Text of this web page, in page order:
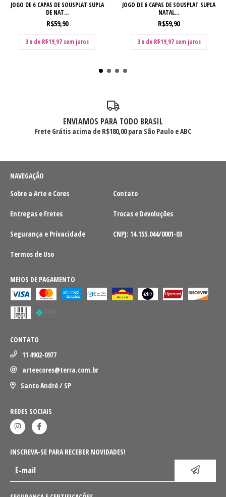
JOGO DE 6 CAPAS DE SOUSPLAT SUPLA
DE NAT...
R$59,90
3x de R$19,97 sem juros
JOGO DE 6 CAPAS DE SOUSPLAT SUPLA
NATAL...
R$59,90
3x de R$19,97 sem juros
ENVIAMOS PARA TODO BRASIL
Frete Grátis acima de R$180,00 para São Paulo e ABC
NAVEGAÇÃO
Sobre a Arte e Cores
Contato
Entregas e Fretes Trocas e Devoluções
Segurança e Privacidade CNPJ: 14.155.044/0001-03
Termos de Uso
MEIOS DE PAGAMENTO
CONTATO
11 4902-0977
arteecores@terra.com.br
Santo André / SP
REDES SOCIAIS
INSCREVA-SE PARA RECEBER NOVIDADES!